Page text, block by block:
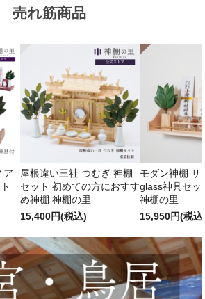
売れ筋商品
ア
屋根違い三社 つむぎ 神棚
セット 初めての方におすす
め神棚 神棚の里
15,400円(税込)
モダン神棚 サ
glass神具セッ
神棚の里
15,950円(税込